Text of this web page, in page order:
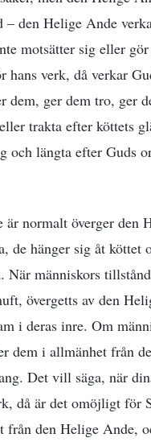
– den Helige Ande
motsätter sig eller
hans verk, då verkar
dem, ger dem tro, ger
trakta efter köttets
och längta efter Guds
normalt överger den
de hänger sig åt köttet
När människors
övergetts av den
i deras inre. Om
dem i allmänhet från
Det vill säga, när
då är det omöjligt för
från den Helige Ande,